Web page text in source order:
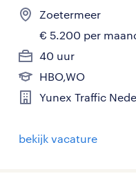
Zoetermeer
€ 5.200 per
40 uur
HBO,WO
Yunex Traffic
bekijk vacature